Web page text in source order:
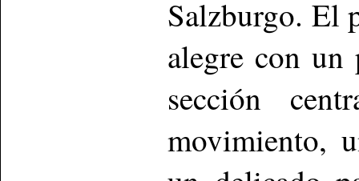
Salzburgo. El
alegre con un
sección
movimiento,